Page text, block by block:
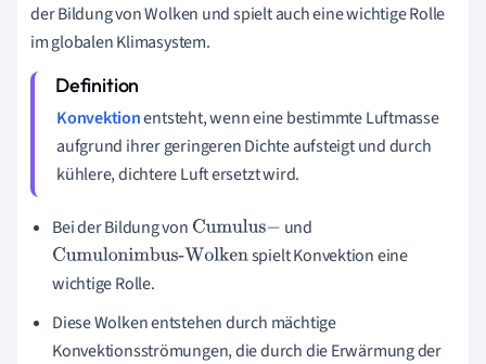
der Bildung von Wolken und spielt auch eine wichtige Rolle
im globalen Klimasystem.
Konvektionentsteht, wenn eine bestimmte Luftmasse
aufgrund ihrer geringeren Dichte aufsteigt und durch
kühlere, dichtere Luft ersetzt wird.
Bei der Bildung von Cumulus−
und
Cumulonimbus-Wolken
spielt Konvektion eine
wichtige Rolle.
Diese Wolken entstehen durch mächtige
Konvektionsströmungen, die durch die Erwärmung der